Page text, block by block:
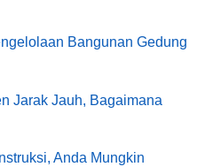
Bangunan Gedung
Jarak Jauh, Bagaimana
Anda Mungkin